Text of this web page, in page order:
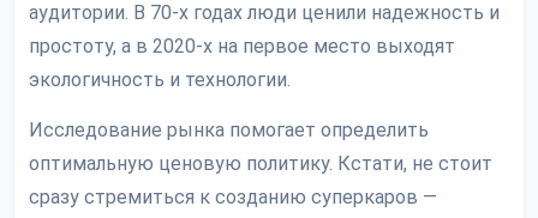
аудитории. В 70-х годах люди ценили надежность и
простоту, а в 2020-х на первое место выходят
экологичность и технологии.
Исследование рынка помогает определить
оптимальную ценовую политику. Кстати, не стоит
сразу стремиться к созданию суперкаров —